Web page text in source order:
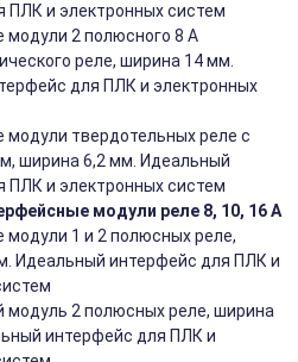
ПЛК и электронных систем
модули 2 полюсного 8 A
реле, ширина 14 мм.
для ПЛК и электронных
модули твердотельных реле с
ширина 6,2 мм. Идеальный
ПЛК и электронных систем
модули реле 8, 10, 16 A
модули 1 и 2 полюсных реле,
Идеальный интерфейс для ПЛК и
модуль 2 полюсных реле, ширина
интерфейс для ПЛК и